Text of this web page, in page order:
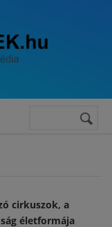
Keresés
cirkuszok, a
életformája